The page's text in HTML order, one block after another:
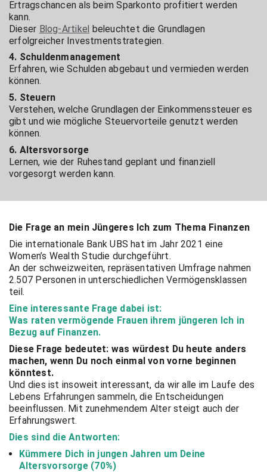
Ertragschancen als beim Sparkonto profitiert werden
kann.
Dieser Blog-Artikel beleuchtet die Grundlagen
erfolgreicher Investmentstrategien.
4. Schuldenmanagement
Erfahren, wie Schulden abgebaut und vermieden werden
können.
5. Steuern
Verstehen, welche Grundlagen der Einkommenssteuer es
gibt und wie mögliche Steuervorteile genutzt werden
können.
6. Altersvorsorge
Lernen, wie der Ruhestand geplant und finanziell
vorgesorgt werden kann.
Die Frage an mein Jüngeres Ich zum Thema Finanzen
Die internationale Bank UBS hat im Jahr 2021 eine
Women’s Wealth Studie durchgeführt.
An der schweizweiten, repräsentativen Umfrage nahmen
2.507 Personen in unterschiedlichen Vermögensklassen
teil.
Eine interessante Frage dabei ist:
Was raten vermögende Frauen ihrem jüngeren Ich in
Bezug auf Finanzen.
Diese Frage bedeutet: was würdest Du heute anders
machen, wenn Du noch einmal von vorne beginnen
könntest.
Und dies ist insoweit interessant, da wir alle im Laufe des
Lebens Erfahrungen sammeln, die Entscheidungen
beeinflussen. Mit zunehmendem Alter steigt auch der
Erfahrungswert.
Dies sind die Antworten:
Kümmere Dich in jungen Jahren um Deine
Altersvorsorge (70%)